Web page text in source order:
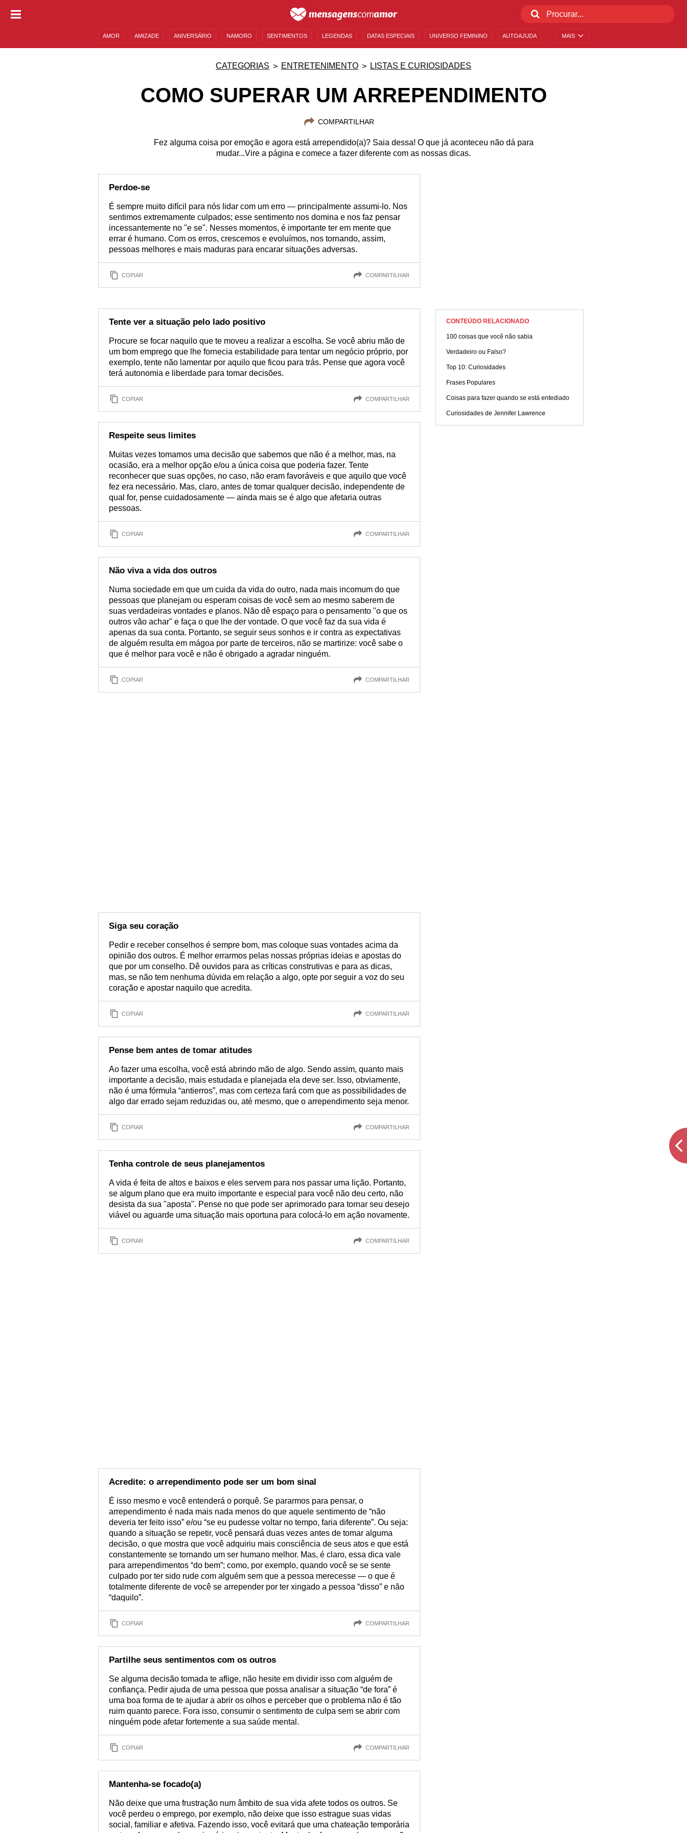
MAIS
AMOR AMIZADE ANIVERSÁRIO NAMORO SENTIMENTOS LEGENDAS DATAS ESPECIAIS UNIVERSO FEMININO AUTOAJUDA
CATEGORIAS ENTRETENIMENTO LISTAS E CURIOSIDADES
COMO SUPERAR UM ARREPENDIMENTO
COMPARTILHAR
Fez alguma coisa por emoção e agora está arrependido(a)? Saia dessa! O que já aconteceu não dá para
mudar...Vire a página e comece a fazer diferente com as nossas dicas.
Perdoe-se
É sempre muito difícil para nós lidar com um erro — principalmente assumi-lo. Nos
sentimos extremamente culpados; esse sentimento nos domina e nos faz pensar
incessantemente no "e se". Nesses momentos, é importante ter em mente que
errar é humano. Com os erros, crescemos e evoluímos, nos tornando, assim,
pessoas melhores e mais maduras para encarar situações adversas.
COPIAR COMPARTILHAR
Tente ver a situação pelo lado positivo
Procure se focar naquilo que te moveu a realizar a escolha. Se você abriu mão de
um bom emprego que lhe fornecia estabilidade para tentar um negócio próprio, por
exemplo, tente não lamentar por aquilo que ficou para trás. Pense que agora você
terá autonomia e liberdade para tomar decisões.
COPIAR COMPARTILHAR
Respeite seus limites
Muitas vezes tomamos uma decisão que sabemos que não é a melhor, mas, na
ocasião, era a melhor opção e/ou a única coisa que poderia fazer. Tente
reconhecer que suas opções, no caso, não eram favoráveis e que aquilo que você
fez era necessário. Mas, claro, antes de tomar qualquer decisão, independente de
qual for, pense cuidadosamente — ainda mais se é algo que afetaria outras
pessoas.
COPIAR COMPARTILHAR
Não viva a vida dos outros
Numa sociedade em que um cuida da vida do outro, nada mais incomum do que
pessoas que planejam ou esperam coisas de você sem ao mesmo saberem de
suas verdadeiras vontades e planos. Não dê espaço para o pensamento "o que os
outros vão achar" e faça o que lhe der vontade. O que você faz da sua vida é
apenas da sua conta. Portanto, se seguir seus sonhos e ir contra as expectativas
de alguém resulta em mágoa por parte de terceiros, não se martirize: você sabe o
que é melhor para você e não é obrigado a agradar ninguém.
COPIAR COMPARTILHAR
Siga seu coração
Pedir e receber conselhos é sempre bom, mas coloque suas vontades acima da
opinião dos outros. É melhor errarmos pelas nossas próprias ideias e apostas do
que por um conselho. Dê ouvidos para as críticas construtivas e para as dicas,
mas, se não tem nenhuma dúvida em relação a algo, opte por seguir a voz do seu
coração e apostar naquilo que acredita.
COPIAR COMPARTILHAR
Pense bem antes de tomar atitudes
Ao fazer uma escolha, você está abrindo mão de algo. Sendo assim, quanto mais
importante a decisão, mais estudada e planejada ela deve ser. Isso, obviamente,
não é uma fórmula “antierros”, mas com certeza fará com que as possibilidades de
algo dar errado sejam reduzidas ou, até mesmo, que o arrependimento seja menor.
COPIAR COMPARTILHAR
Tenha controle de seus planejamentos
A vida é feita de altos e baixos e eles servem para nos passar uma lição. Portanto,
se algum plano que era muito importante e especial para você não deu certo, não
desista da sua "aposta". Pense no que pode ser aprimorado para tornar seu desejo
viável ou aguarde uma situação mais oportuna para colocá-lo em ação novamente.
COPIAR COMPARTILHAR
Acredite: o arrependimento pode ser um bom sinal
É isso mesmo e você entenderá o porquê. Se pararmos para pensar, o
arrependimento é nada mais nada menos do que aquele sentimento de “não
deveria ter feito isso” e/ou “se eu pudesse voltar no tempo, faria diferente”. Ou seja:
quando a situação se repetir, você pensará duas vezes antes de tomar alguma
decisão, o que mostra que você adquiriu mais consciência de seus atos e que está
constantemente se tornando um ser humano melhor. Mas, é claro, essa dica vale
para arrependimentos “do bem”; como, por exemplo, quando você se se sente
culpado por ter sido rude com alguém sem que a pessoa merecesse — o que é
totalmente diferente de você se arrepender por ter xingado a pessoa “disso” e não
“daquilo”.
COPIAR COMPARTILHAR
Partilhe seus sentimentos com os outros
Se alguma decisão tomada te aflige, não hesite em dividir isso com alguém de
confiança. Pedir ajuda de uma pessoa que possa analisar a situação “de fora” é
uma boa forma de te ajudar a abrir os olhos e perceber que o problema não é tão
ruim quanto parece. Fora isso, consumir o sentimento de culpa sem se abrir com
ninguém pode afetar fortemente a sua saúde mental.
COPIAR COMPARTILHAR
Mantenha-se focado(a)
Não deixe que uma frustração num âmbito de sua vida afete todos os outros. Se
você perdeu o emprego, por exemplo, não deixe que isso estrague suas vidas
social, familiar e afetiva. Fazendo isso, você evitará que uma chateação temporária
CONTEÚDO RELACIONADO
100 coisas que você não sabia
Verdadeiro ou Falso?
Top 10: Curiosidades
Frases Populares
Coisas para fazer quando se está entediado
Curiosidades de Jennifer Lawrence